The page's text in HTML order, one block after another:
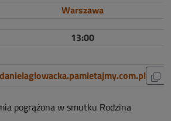
Warszawa
13:00
danielaglowacka.pamietajmy.com.pl
pogrążona w smutku Rodzina